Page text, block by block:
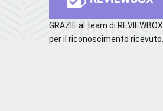
GRAZIE al team di REVIEWBOX
per il riconoscimento ricevuto.